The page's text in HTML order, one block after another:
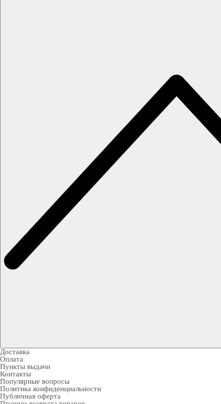
Доставка
Оплата
Пункты выдачи
Контакты
Популярные вопросы
Политика конфиденциальности
Публичная оферта